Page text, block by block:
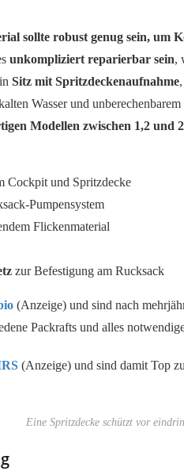
sollte robust genug sein, um
unkompliziert reparierbar sein,
Sitz mit Spritzdeckenaufnahme
Wasser und
Modellen zwischen 1,2 und
Cockpit und Spritzdecke
Pumpensystem
Flickenmaterial
zur Befestigung am Rucksack
(Anzeige) und sind nach
Packrafts und alles
(Anzeige) und sind damit Top
Eine Spritzdecke schützt vor